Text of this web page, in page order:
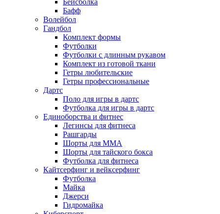
Бейсболка
Бафф
Волейбол
Гандбол
Комплект формы
Футболки
Футболки с длинным рукавом
Комплект из готовой ткани
Гетры любительские
Гетры профессиональные
Дартс
Поло для игры в дартс
Футболка для игры в дартс
Единоборства и фитнес
Легинсы для фитнеса
Рашгарды
Шорты для MMA
Шорты для тайского бокса
Футболка для фитнеса
Кайтсерфинг и вейксерфинг
Футболка
Майка
Джерси
Гидромайка